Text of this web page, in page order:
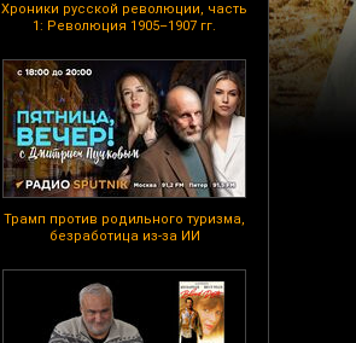
Хроники русской революции, часть
1: Революция 1905–1907 гг.
Трамп против родильного туризма,
безработица из-за ИИ